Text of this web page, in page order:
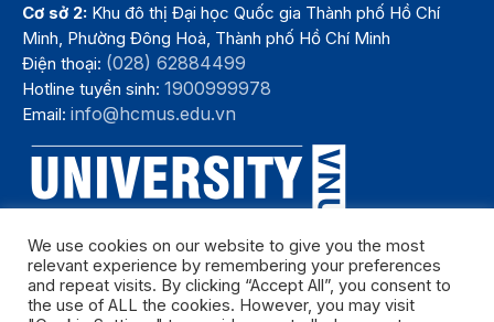
Cơ sở 2: Khu đô thị Đại học Quốc gia Thành phố Hồ Chí
Minh, Phường Đông Hoà, Thành phố Hồ Chí Minh
Điện thoại: (028) 62884499
Hotline tuyển sinh:1900999978
Email:info@hcmus.edu.vn
We use cookies on our website to give you the most
relevant experience by remembering your preferences
and repeat visits. By clicking “Accept All”, you consent to
the use of ALL the cookies. However, you may visit